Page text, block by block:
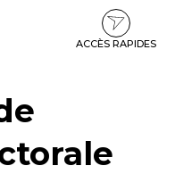
ACCÈS RAPIDES